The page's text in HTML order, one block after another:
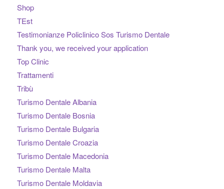
Shop
TEst
Testimonianze Policlinico Sos Turismo Dentale
Thank you, we received your application
Top Clinic
Trattamenti
Tribù
Turismo Dentale Albania
Turismo Dentale Bosnia
Turismo Dentale Bulgaria
Turismo Dentale Croazia
Turismo Dentale Macedonia
Turismo Dentale Malta
Turismo Dentale Moldavia